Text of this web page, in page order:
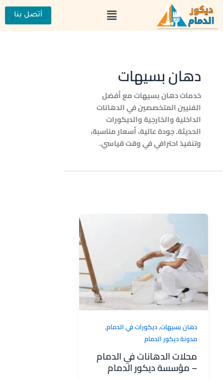
تخطي
المحتوى
القائمة أتصل بنا
دهان بسيهات
خدمات دهان بسيهات مع أفضل
الفنيين المتخصصين في الدهانات
الداخلية والخارجية والديكورات
الحديثة. جودة عالية، أسعار مناسبة،
وتنفيذ احترافي في وقت قياسي.
دهان بسيهات,ديكورات في الدمام,
مدونة ديكور الدمام
محلات الدهانات في الدمام
– مؤسسة ديكور الدمام